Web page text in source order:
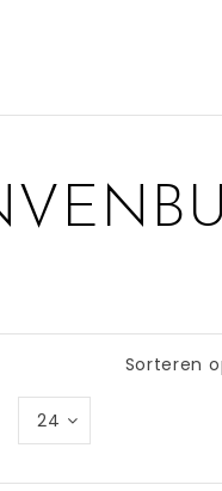
Sorteren
24